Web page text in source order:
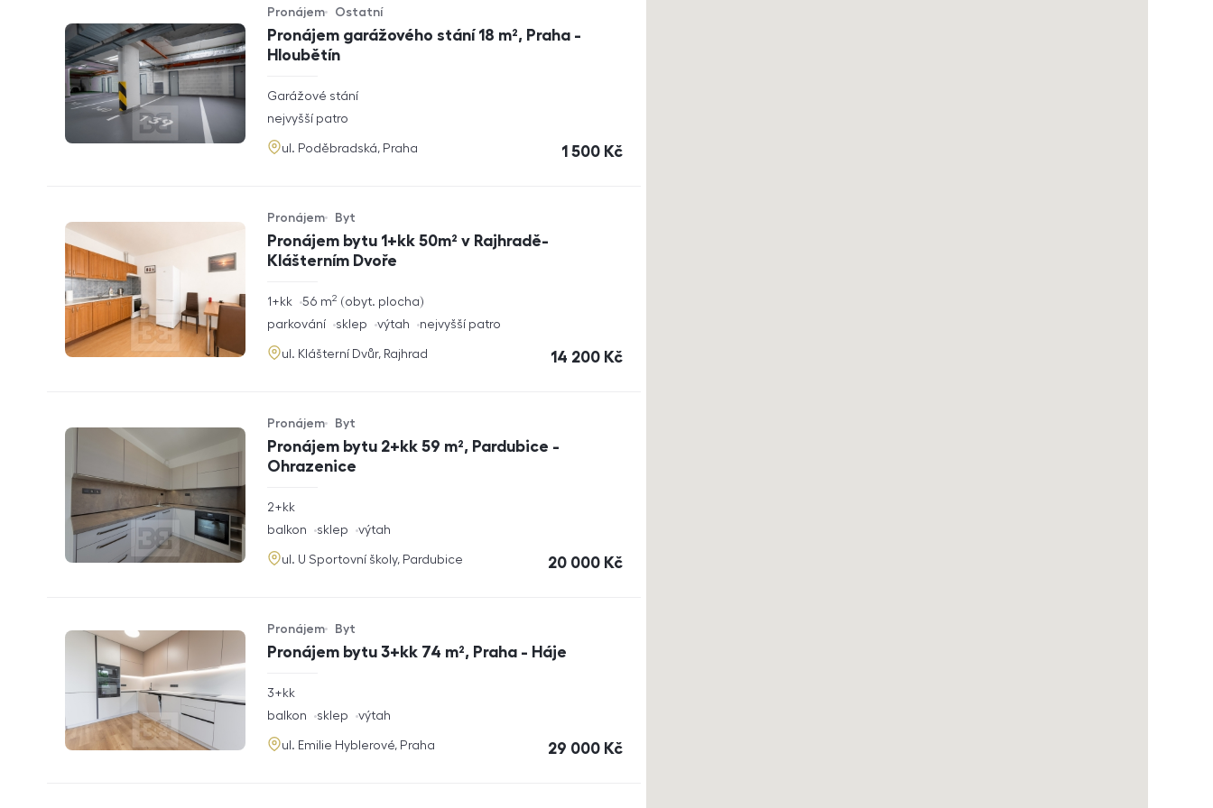
Pronájem garážového stání 18 m², Praha -
Hloubětín
Typ nabídky
Pronájem
Typ nemovitosti
Ostatní
rozměry
Garážové stání
funkce
nejvyšší patro
adresa
ul. Poděbradská, Praha cena
1 500 Kč
Pronájem bytu 1+kk 50m² v Rajhradě-
Klášterním Dvoře
Typ nabídky
Pronájem
Typ nemovitosti
Byt
rozměry
1+kk obyt. plocha
56 m2
funkce
parkování sklep výtah nejvyšší patro
adresa
ul. Klášterní Dvůr, Rajhrad cena
14 200 Kč
Pronájem bytu 2+kk 59 m², Pardubice -
Ohrazenice
Typ nabídky
Pronájem
Typ nemovitosti
Byt
rozměry
2+kk
funkce
balkon sklep výtah
adresa
ul. U Sportovní školy, Pardubice cena
20 000 Kč
Pronájem bytu 3+kk 74 m², Praha - Háje
Typ nabídky
Pronájem
Typ nemovitosti
Byt
rozměry
3+kk
funkce
balkon sklep výtah
adresa
ul. Emilie Hyblerové, Praha cena
29 000 Kč